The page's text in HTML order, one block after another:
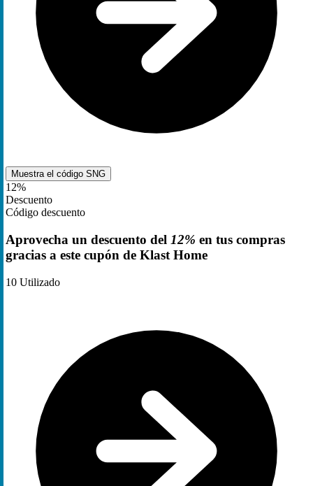
Muestra el código SNG
12%
Descuento
Código descuento
Aprovecha un descuento del 12% en tus compras
gracias a este cupón de Klast Home
10 Utilizado